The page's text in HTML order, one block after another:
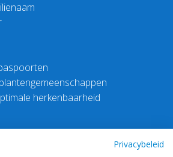
herkenbaarheid
Privacybeleid